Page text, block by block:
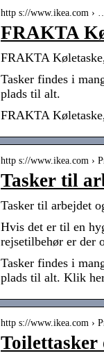
http s://www.ikea.com ›
FRAKTA
FRAKTA
Tasker findes i
plads til alt.
FRAKTA
http s://www.ikea.com ›
Tasker til
Tasker til arbejdet
Hvis det er til en
rejsetilbehør er der
Tasker findes i
plads til alt. Klik
http s://www.ikea.com ›
Toilettasker